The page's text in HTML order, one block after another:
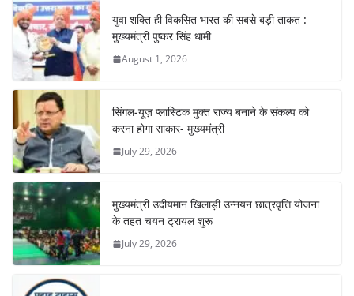
युवा शक्ति ही विकसित भारत की सबसे बड़ी ताकत :
मुख्यमंत्री पुष्कर सिंह धामी
August 1, 2026
सिंगल-यूज़ प्लास्टिक मुक्त राज्य बनाने के संकल्प को
करना होगा साकार- मुख्यमंत्री
July 29, 2026
मुख्यमंत्री उदीयमान खिलाड़ी उन्नयन छात्रवृत्ति योजना
के तहत चयन ट्रायल शुरू
July 29, 2026